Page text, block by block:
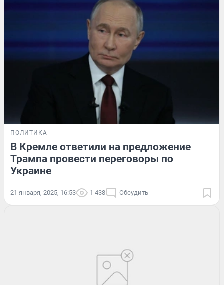
ПОЛИТИКА
В Кремле ответили на предложение
Трампа провести переговоры по
Украине
21 января, 2025, 16:53 1 438 Обсудить